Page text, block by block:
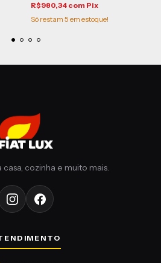
R$980,34 com Pix
Só restam 5 em estoque!